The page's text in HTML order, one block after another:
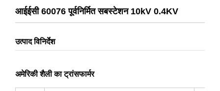
आईईसी 60076 पूर्वनिर्मित सबस्टेशन 10kV 0.4KV
उत्पाद विनिर्देश
अमेरिकी शैली का ट्रांसफार्मर